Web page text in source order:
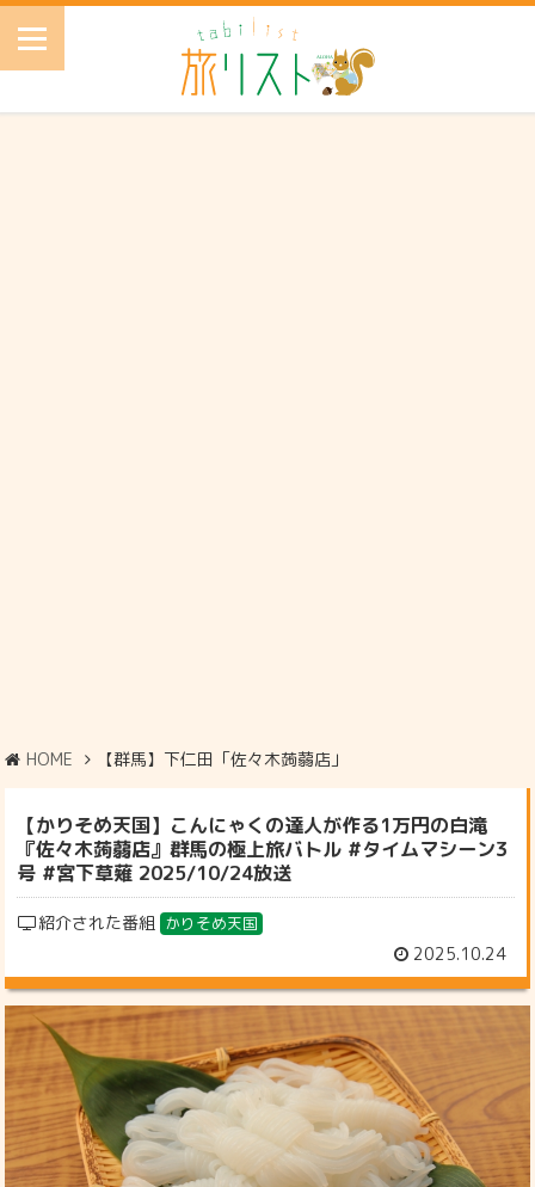
HOME 【群馬】下仁田「佐々木蒟蒻店」
【かりそめ天国】こんにゃくの達人が作る1万円の白滝
『佐々木蒟蒻店』群馬の極上旅バトル #タイムマシーン3
号 #宮下草薙 2025/10/24放送
紹介された番組 かりそめ天国
2025.10.24